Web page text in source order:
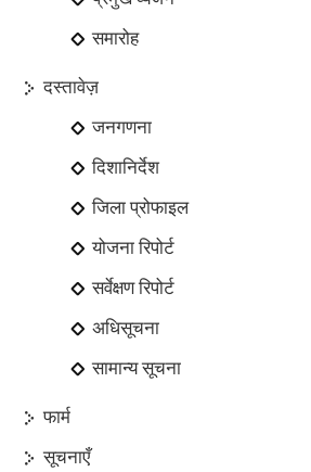
समारोह
दस्तावेज़
जनगणना
दिशानिर्देश
जिला प्रोफाइल
योजना रिपोर्ट
सर्वेक्षण रिपोर्ट
अधिसूचना
सामान्य सूचना
फार्म
सूचनाएँ